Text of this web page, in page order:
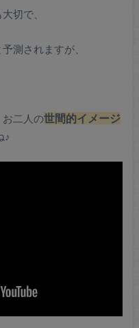
切で、
測されますが、
二人の世間的イメージ
♪